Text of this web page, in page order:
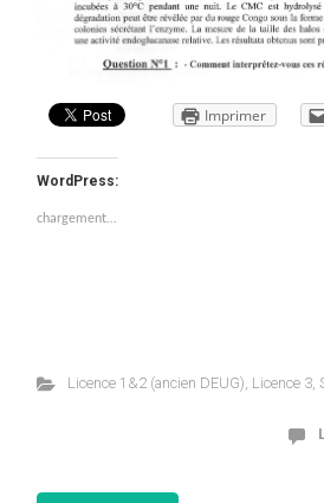
Imprimer
WordPress:
chargement…
Licence 1&2 (ancien DEUG) Licence 3,